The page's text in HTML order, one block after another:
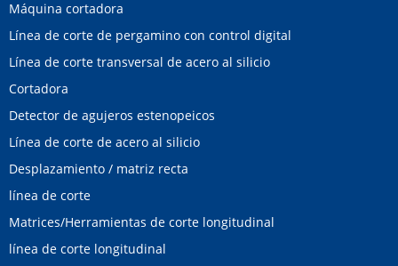
Máquina cortadora
Línea de corte de pergamino con control digital
Línea de corte transversal de acero al silicio
Cortadora
Detector de agujeros estenopeicos
Línea de corte de acero al silicio
Desplazamiento / matriz recta
línea de corte
Matrices/Herramientas de corte longitudinal
línea de corte longitudinal